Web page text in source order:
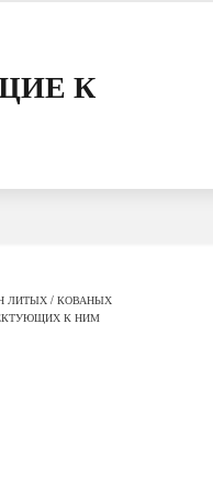
К
ЛИТЫХ / КОВАНЫХ
К НИМ